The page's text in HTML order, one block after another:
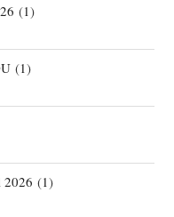
(1)
(1)
2026 (1)